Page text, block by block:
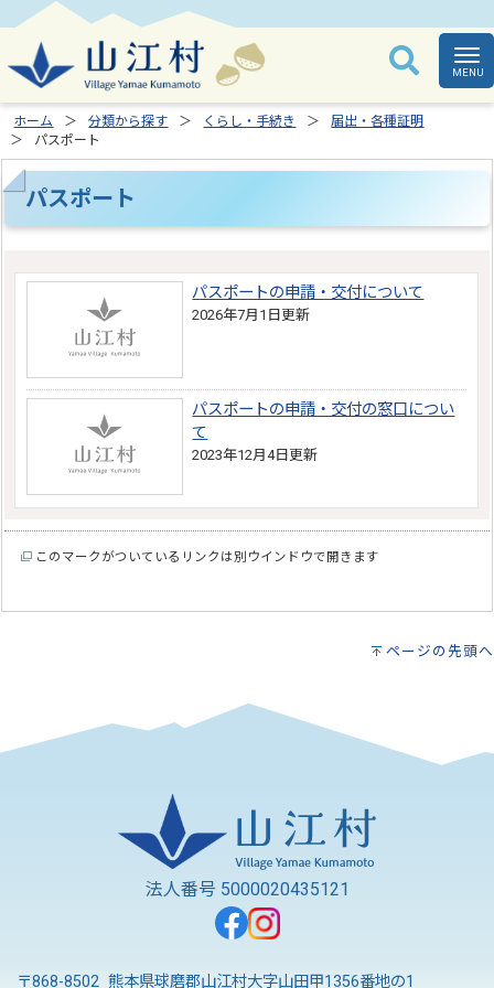
ホーム 分類から探す くらし・手続き
届出・各種証明
パスポート
パスポート
パスポートの申請・交付について
2026年7月1日更新
パスポートの申請・交付の窓口につい
て
2023年12月4日更新
このマークがついているリンクは別ウインドウで開きます
ページの先頭へ
法人番号 5000020435121
〒868-8502 熊本県球磨郡山江村大字山田甲1356番地の1